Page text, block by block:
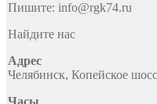
Пишите: info@rgk74.ru
Найдите нас
Адрес
Челябинск, Копейское